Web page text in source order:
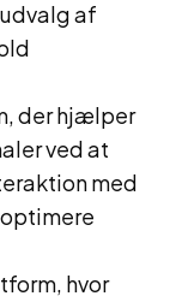
af
der hjælper
ved at
med
hvor